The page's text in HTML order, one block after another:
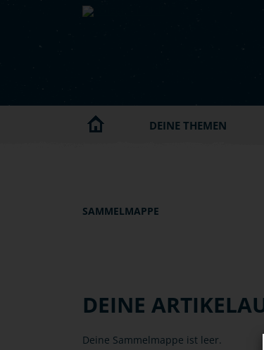
Skip to main content
DEINE THEMEN
SAMMELMAPPE
DEINE
Deine Sammelmappe ist leer.